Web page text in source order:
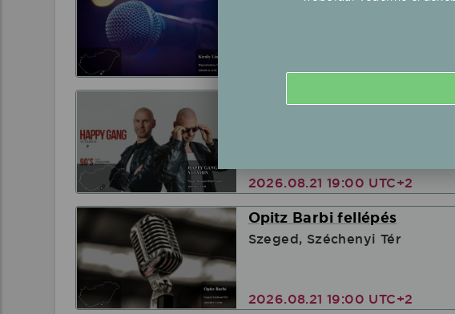
Magyarkanizsa, Városháza
HAPPY GANG -és
2026.08.21 19:00 UTC+2
Opitz Barbi fellépés
Szeged, Széchenyi Tér
2026.08.21 19:00 UTC+2